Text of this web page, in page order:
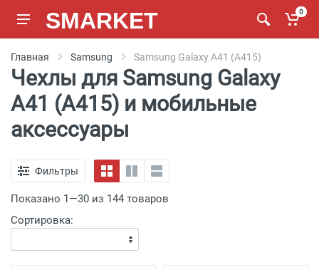
SMARKET 0
Главная Samsung Samsung Galaxy A41 (A415)
Чехлы для Samsung Galaxy
A41 (A415) и мобильные
аксессуары
Фильтры
Показано 1—30 из 144 товаров
Сортировка: